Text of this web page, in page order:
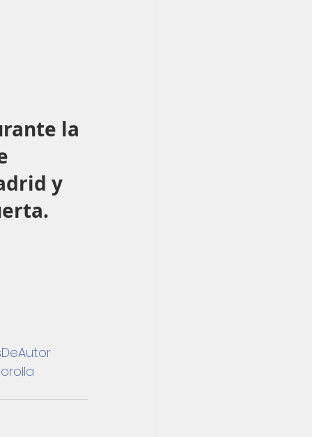
la
y